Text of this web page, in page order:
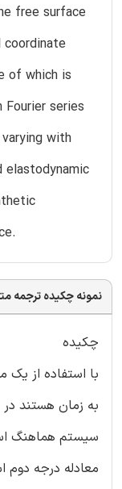
free surface
of which is
series
with
elastodynamic
نمونه چکیده ترجمه
چکیده
با استفاده از
به زمان هستند
سیستم هماهنگ
معادله درجه دوم